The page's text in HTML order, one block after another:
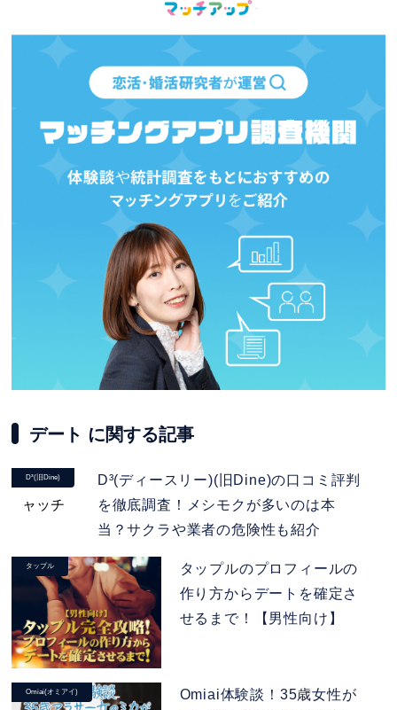
デート に関する記事
D³(旧Dine)
D³(ディースリー)(旧Dine)の口コミ評判
を徹底調査！メシモクが多いのは本
当？サクラや業者の危険性も紹介
タップル
タップルのプロフィールの
作り方からデートを確定さ
せるまで！【男性向け】
Omiai(オミアイ)
Omiai体験談！35歳女性が